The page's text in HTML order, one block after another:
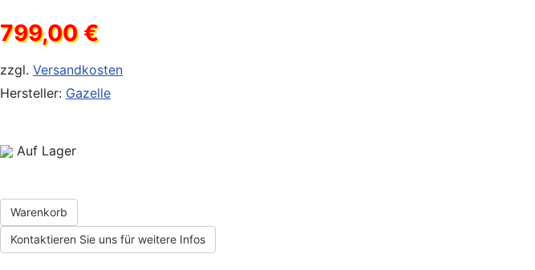
799,00 €
zzgl. Versandkosten
Hersteller: Gazelle
Auf Lager
Warenkorb
Kontaktieren Sie uns für weitere Infos